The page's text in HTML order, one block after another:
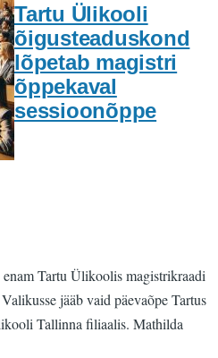
Tartu Ülikooli
õigusteaduskond
lõpetab magistri
õppekaval
sessioonõppe
Tartu Ülikoolis magistrikraadi
jääb vaid päevaõpe Tartus
Tallinna filiaalis. Mathilda